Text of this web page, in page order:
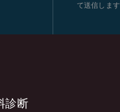
て送信します
診断